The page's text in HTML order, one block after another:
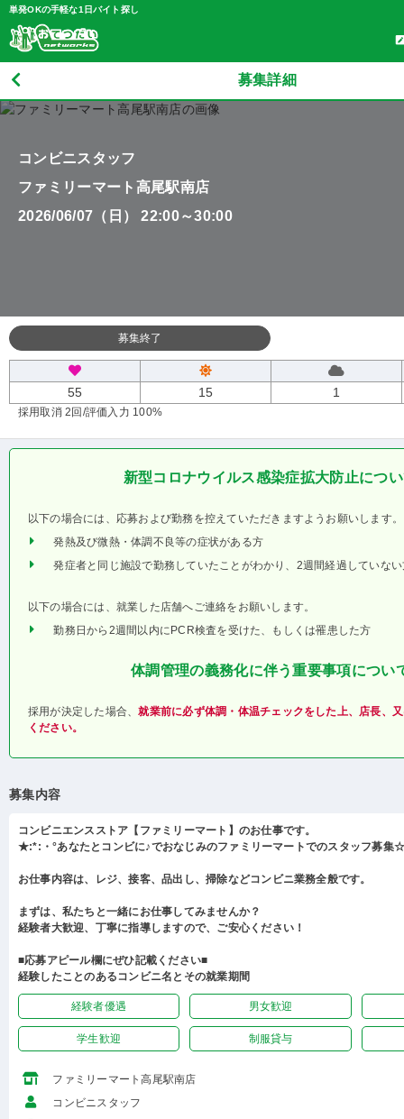
単発OKの手軽な1日バイト探し
募集詳細
コンビニスタッフ
ファミリーマート高尾駅南店
2026/06/07（日） 22:00～30:00
募集終了
55 15 1
採用取消 2回 /評価入力 100%
新型コロナウイルス感染症拡大防止につ
以下の場合には、応募および勤務を控えていただきますようお願いします。
発熱及び微熱・体調不良等の症状がある方
発症者と同じ施設で勤務していたことがわかり、2週間経過していな
以下の場合には、就業した店舗へご連絡をお願いします。
勤務日から2週間以内にPCR検査を受けた、もしくは罹患した方
体調管理の義務化に伴う重要事項につい
採用が決定した場合、就業前に必ず体調・体温チェックをした上、店長、
ください。
募集内容
コンビニエンスストア【ファミリーマート】のお仕事です。
★:*:・°あなたとコンビに♪でおなじみのファミリーマートでのスタッフ募集
お仕事内容は、レジ、接客、品出し、掃除などコンビニ業務全般です。
まずは、私たちと一緒にお仕事してみませんか？
経験者大歓迎、丁寧に指導しますので、ご安心ください！
■応募アピール欄にぜひ記載ください■
経験したことのあるコンビニ名とその就業期間
経験者優遇 男女歓迎
学生歓迎 制服貸与
ファミリーマート高尾駅南店
コンビニスタッフ